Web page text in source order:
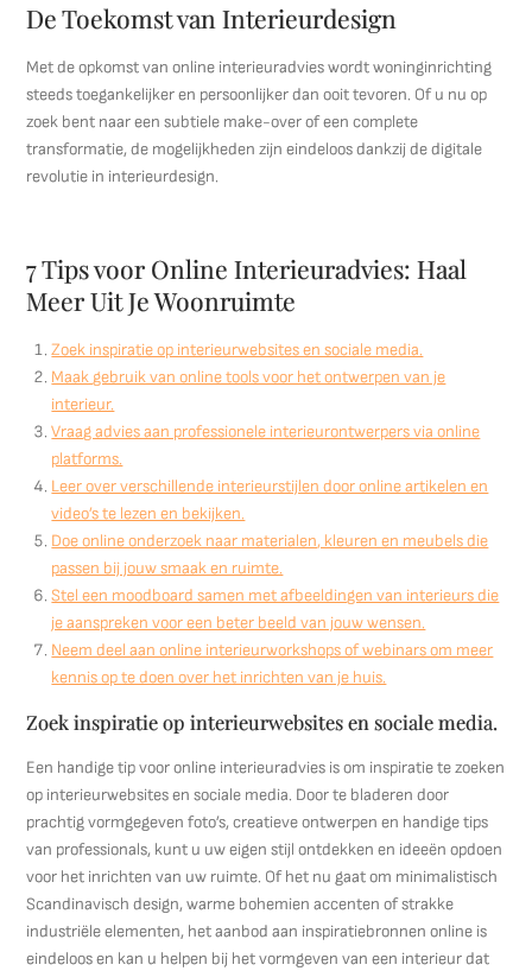
De Toekomst van Interieurdesign
Met de opkomst van online interieuradvies wordt woninginrichting
steeds toegankelijker en persoonlijker dan ooit tevoren. Of u nu op
zoek bent naar een subtiele make-over of een complete
transformatie, de mogelijkheden zijn eindeloos dankzij de digitale
revolutie in interieurdesign.
7 Tips voor Online Interieuradvies: Haal
Meer Uit Je Woonruimte
Zoek inspiratie op interieurwebsites en sociale media.
Maak gebruik van online tools voor het ontwerpen van je
interieur.
Vraag advies aan professionele interieurontwerpers via online
platforms.
Leer over verschillende interieurstijlen door online artikelen en
video’s te lezen en bekijken.
Doe online onderzoek naar materialen, kleuren en meubels die
passen bij jouw smaak en ruimte.
Stel een moodboard samen met afbeeldingen van interieurs die
je aanspreken voor een beter beeld van jouw wensen.
Neem deel aan online interieurworkshops of webinars om meer
kennis op te doen over het inrichten van je huis.
Zoek inspiratie op interieurwebsites en sociale media.
Een handige tip voor online interieuradvies is om inspiratie te zoeken
op interieurwebsites en sociale media. Door te bladeren door
prachtig vormgegeven foto’s, creatieve ontwerpen en handige tips
van professionals, kunt u uw eigen stijl ontdekken en ideeën opdoen
voor het inrichten van uw ruimte. Of het nu gaat om minimalistisch
Scandinavisch design, warme bohemien accenten of strakke
industriële elementen, het aanbod aan inspiratiebronnen online is
eindeloos en kan u helpen bij het vormgeven van een interieur dat